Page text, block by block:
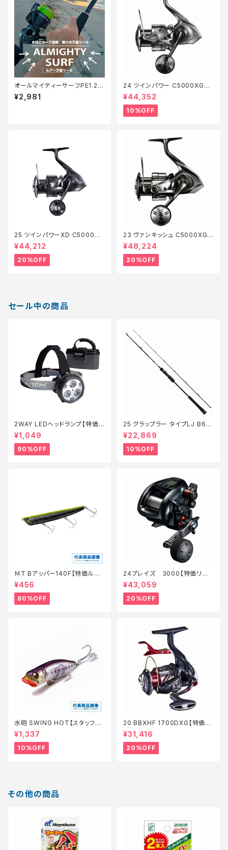
オールマイティーサーフPE1.2 2
00m【Tオリ】
¥2,981
24 ツインパワー C5000XG
【継続セール_リール】【10】
¥44,352
10%OFF
25 ツインパワーXD C5000XG
【特価リール】【20】
¥44,212
20%OFF
23 ヴァンキッシュ C5000XG
【特価リール】【20】
¥48,224
20%OFF
セール中の商品
2WAY LEDヘッドランプ【特価
装備】【90】
¥1,049
90%OFF
25 グラップラー タイプLJ B63-
3【継続セール_ロッド】【10】
¥22,869
10%OFF
ＭT Bアッパー140F【特価ルア
ー】【80】
¥456
80%OFF
24プレイズ 3000【特価リー
ル】【20】
¥43,059
20%OFF
水砲 SWING HOT【スタッフ永
徳夏のチニングオススメルアー】
¥1,337
10%OFF
20 BBXHF 1700DXG【特価リ
ール】【20】
¥31,416
20%OFF
その他の商品